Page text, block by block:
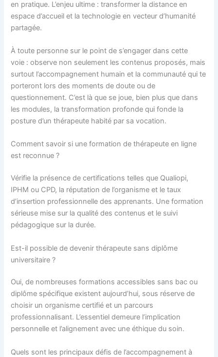
en pratique. L’enjeu ultime : transformer la distance en
espace d’accueil et la technologie en vecteur d’humanité
partagée.
À toute personne sur le point de s’engager dans cette
voie : observe non seulement les contenus proposés, mais
surtout l’accompagnement humain et la communauté qui te
porteront lors des moments de doute ou de
questionnement. C’est là que se joue, bien plus que dans
les modules, la transformation profonde qui fonde la
posture d’un thérapeute habité par sa vocation.
Comment savoir si une formation de thérapeute en ligne
est reconnue ?
Vérifie la présence de certifications telles que Qualiopi,
IPHM ou CPD, la réputation de l’organisme et le taux
d’insertion professionnelle des apprenants. Une formation
sérieuse mise sur la qualité des contenus et le suivi
pédagogique sur la durée.
Est-il possible de devenir thérapeute sans diplôme
universitaire ?
Oui, de nombreuses formations accessibles sans bac ou
diplôme spécifique existent aujourd’hui, sous réserve de
choisir un organisme certifié et un parcours
professionnalisant. L’essentiel demeure l’implication
personnelle et l’alignement avec une éthique du soin.
Quels sont les principaux défis de l’accompagnement à